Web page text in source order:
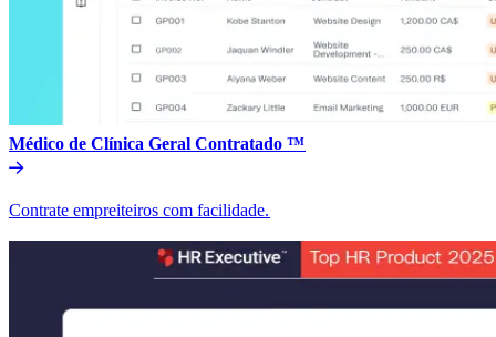
Médico de Clínica Geral Contratado ™​​
Contrate empreiteiros com facilidade.​​